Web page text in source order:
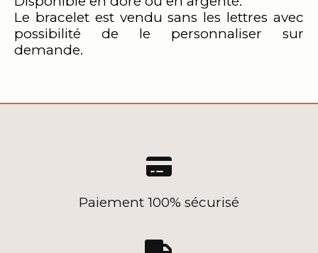
Le bracelet est vendu sans les lettres avec
possibilité de le personnaliser sur
demande.

Paiement 100% sécurisé